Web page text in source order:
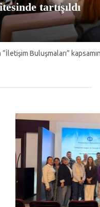
tartışıldı
Buluşmaları”